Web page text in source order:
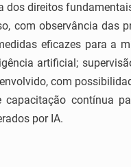
dos direitos
com observância das
eficazes para a
artificial;
com
contínua
por IA.